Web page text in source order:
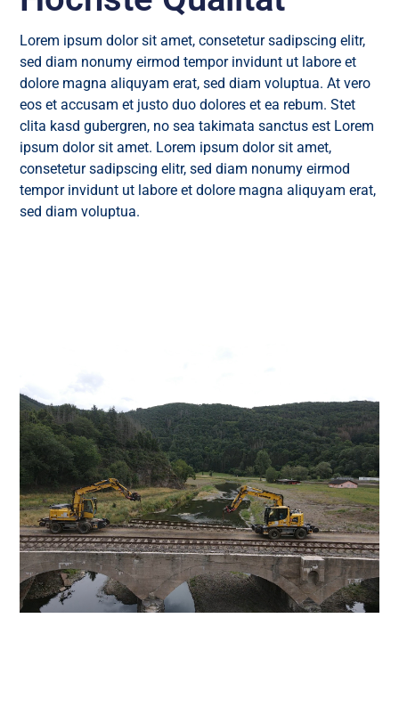
Lorem ipsum dolor sit amet, consetetur sadipscing elitr,
sed diam nonumy eirmod tempor invidunt ut labore et
dolore magna aliquyam erat, sed diam voluptua. At vero
eos et accusam et justo duo dolores et ea rebum. Stet
clita kasd gubergren, no sea takimata sanctus est Lorem
ipsum dolor sit amet. Lorem ipsum dolor sit amet,
consetetur sadipscing elitr, sed diam nonumy eirmod
tempor invidunt ut labore et dolore magna aliquyam erat,
sed diam voluptua.